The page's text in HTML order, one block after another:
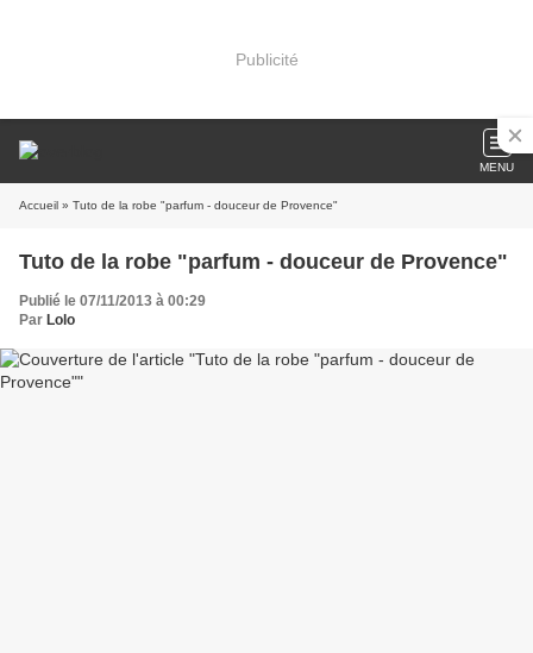
Publicité
MENU
Accueil » Tuto de la robe "parfum - douceur de Provence"
Tuto de la robe "parfum - douceur de Provence"
Publié le 07/11/2013 à 00:29
Par Lolo